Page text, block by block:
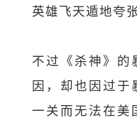
英雄飞天遁地夸
不过《杀神》的
因，却也因过于
一关而无法在美